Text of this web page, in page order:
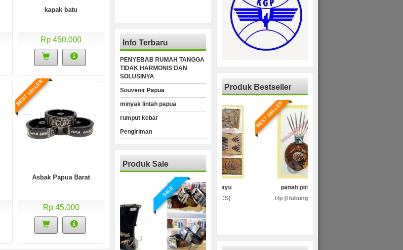
kapak batu
Rp 450.000
BEST SELLER
Asbak Papua Barat
Rp 45.000
Info Terbaru
PENYEBAB RUMAH TANGGA
TIDAK HARMONIS DAN
SOLUSINYA
Souvenir Papua
minyak lintah papua
rumput kebar
Pengiriman
Produk Sale
SALE
Produk Bestseller
BEST SELLER BEST SELLER
lukisan kulit kayu
Rp (Hubungi CS)
BEST SELLER
panah piring
Rp (Hubungi CS)